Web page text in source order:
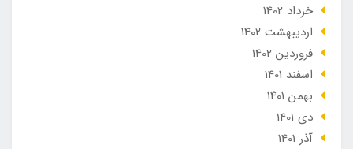
خرداد 1402
ارديبهشت 1402
فروردین 1402
اسفند 1401
بهمن 1401
دی 1401
آذر 1401